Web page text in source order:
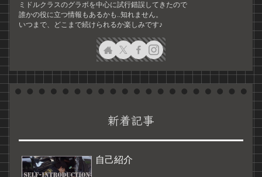
ミドルクラスのグラボを中心に試行錯誤してきたので
誰かの役に立つ情報もあるかも..知れません。
いつまで、どこまで続けられるか楽しみです♪
新着記事
自己紹介